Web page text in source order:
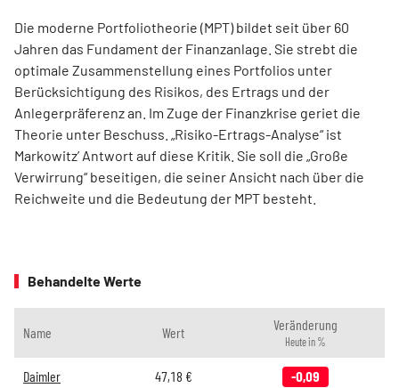
Die moderne Portfoliotheorie (MPT) bildet seit über 60
Jahren das Fundament der Finanzanlage. Sie strebt die
optimale Zusammenstellung eines Portfolios unter
Berücksichtigung des Risikos, des Ertrags und der
Anlegerpräferenz an. Im Zuge der Finanzkrise geriet die
Theorie unter Beschuss. „Risiko-Ertrags-Analyse“ ist
Markowitz’ Antwort auf diese Kritik. Sie soll die „Große
Verwirrung“ beseitigen, die seiner Ansicht nach über die
Reichweite und die Bedeutung der MPT besteht.
Behandelte Werte
Name Wert Veränderung
Heute in %
Daimler 47,18 € -0,09